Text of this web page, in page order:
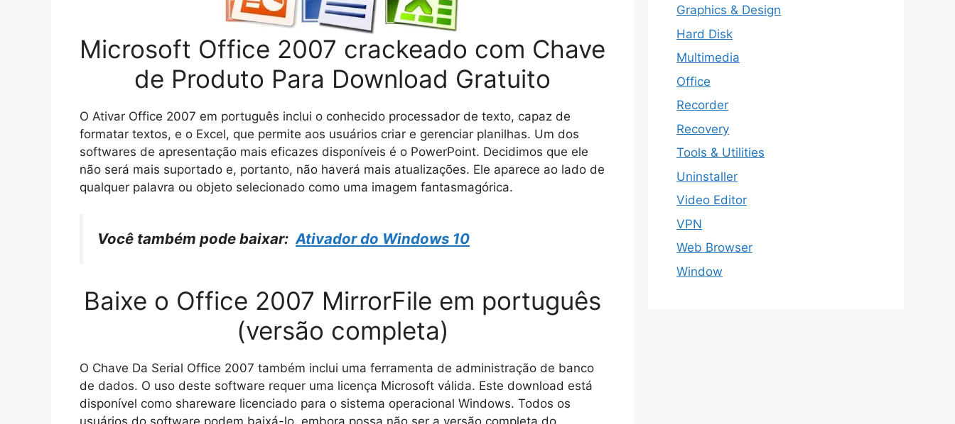
Microsoft Office 2007 crackeado com Chave
de Produto Para Download Gratuito
O Ativar Office 2007 em português inclui o conhecido processador de texto, capaz de
formatar textos, e o Excel, que permite aos usuários criar e gerenciar planilhas. Um dos
softwares de apresentação mais eficazes disponíveis é o PowerPoint. Decidimos que ele
não será mais suportado e, portanto, não haverá mais atualizações. Ele aparece ao lado de
qualquer palavra ou objeto selecionado como uma imagem fantasmagórica.
Você também pode baixar:Ativador do Windows 10
Baixe o Office 2007 MirrorFile em português
(versão completa)
O Chave Da Serial Office 2007 também inclui uma ferramenta de administração de banco
de dados. O uso deste software requer uma licença Microsoft válida. Este download está
disponível como shareware licenciado para o sistema operacional Windows. Todos os
usuários do software podem baixá-lo, embora possa não ser a versão completa do
Graphics & Design
Hard Disk
Multimedia
Office
Recorder
Recovery
Tools & Utilities
Uninstaller
Video Editor
VPN
Web Browser
Window